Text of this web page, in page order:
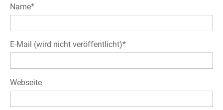
Pflichtfeld
Name*
Pflichtfeld
E-Mail (wird nicht veröffentlicht)*
Webseite